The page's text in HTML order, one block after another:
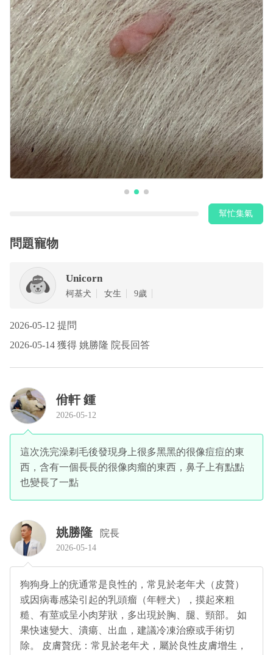
幫忙集氣
問題寵物
Unicorn
柯基犬 女生 9歲
2026-05-12 提問
2026-05-14 獲得 姚勝隆 院長回答
佾軒 鍾
2026-05-12
這次洗完澡剃毛後發現身上很多黑黑的很像痘痘的東
西，含有一個長長的很像肉瘤的東西，鼻子上有點點
也變長了一點
姚勝隆 院長
2026-05-14
狗狗身上的疣通常是良性的，常見於老年犬（皮贅）
或因病毒感染引起的乳頭瘤（年輕犬），摸起來粗
糙、有莖或呈小肉芽狀，多出現於胸、腿、頸部。 如
果快速變大、潰瘍、出血，建議冷凍治療或手術切
除。 皮膚贅疣：常見於老年犬，屬於良性皮膚增生，